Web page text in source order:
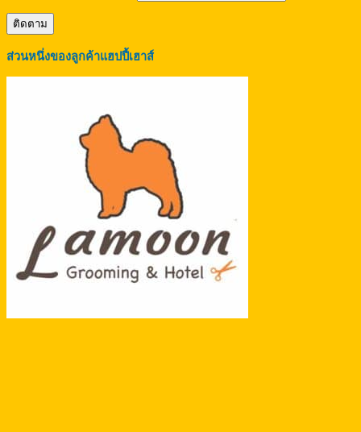
ติดตาม
ส่วนหนึ่งของลูกค้าแฮปปี้เฮาส์